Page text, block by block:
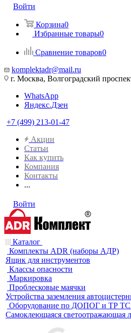
Войти
Корзина0
Избранные товары0
Сравнение товаров0
komplektadr@mail.ru
г. Москва, Волгоградский
WhatsApp
Яндекс.Дзен
+7 (499) 213-01-47
Акции
Статьи
Как купить
Компания
Контакты
...
Войти
Каталог
Комплекты ADR (наборы АДР)
Ящик для инструментов
Классы опасности
Маркировка
Проблесковые маячки
Устройства заземления
Оборудование по ДОПОГ и ТР ТС
Самоклеющаяся светоотражающая